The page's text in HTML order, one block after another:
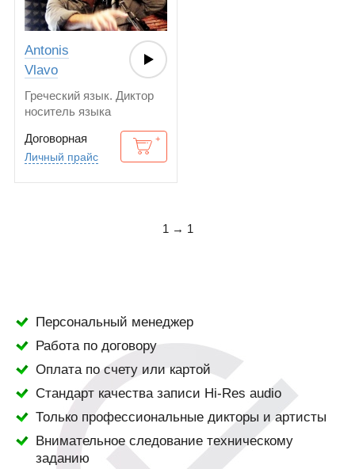
Antonis
Vlavo
Греческий язык. Диктор
носитель языка
Договорная
Личный прайс
1 → 1
Персональный менеджер
Работа по договору
Оплата по счету или картой
Стандарт качества записи Hi-Res audio
Только профессиональные дикторы и артисты
Внимательное следование техническому
заданию